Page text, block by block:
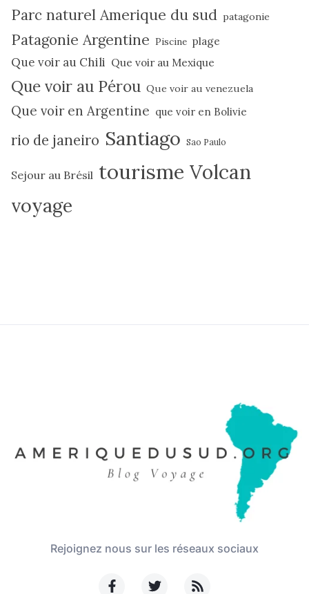
Parc naturel Amerique du sud patagonie
Patagonie Argentine Piscine plage
Que voir au Chili Que voir au Mexique
Que voir au Pérou Que voir au venezuela
Que voir en Argentine que voir en Bolivie
rio de janeiro Santiago Sao Paulo
Sejour au Brésil tourisme Volcan
voyage
Rejoignez nous sur les réseaux sociaux